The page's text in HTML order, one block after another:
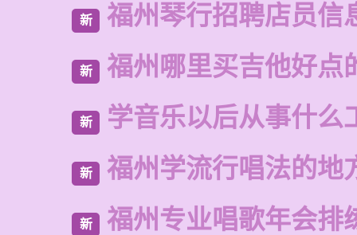
新 福州琴行招聘店员信
新 福州哪里买吉他好点
新 学音乐以后从事什么
新 福州学流行唱法的地
新 福州专业唱歌年会排